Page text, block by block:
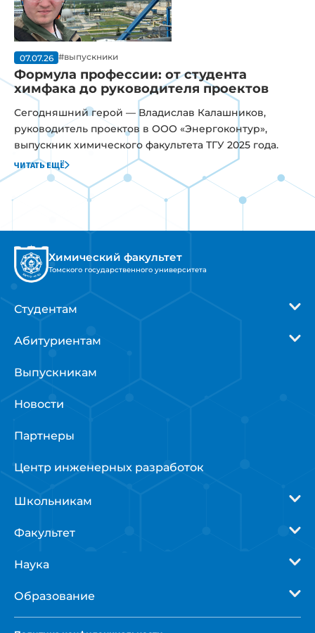
07.07.26 #выпускники
Формула профессии: от студента
химфака до руководителя проектов
Сегодняшний герой — Владислав Калашников,
руководитель проектов в ООО «Энергоконтур»,
выпускник химического факультета ТГУ 2025 года.
читать ещё
Химический факультет
Томского государственного университета
Студентам
Абитуриентам
Выпускникам
Новости
Партнеры
Центр инженерных разработок
Школьникам
Факультет
Наука
Образование